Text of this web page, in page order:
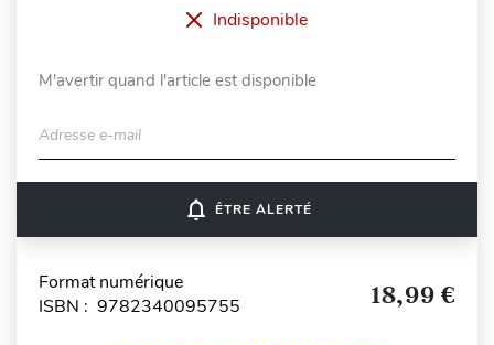
Indisponible
M'avertir quand l'article est disponible
Adresse e-mail
notifications_none ÊTRE ALERTÉ
Format numérique
ISBN : 9782340095755
18,99 €